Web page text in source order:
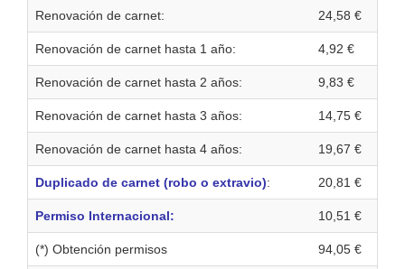
Renovación de carnet: 24,58 €
Renovación de carnet hasta 1 año: 4,92 €
Renovación de carnet hasta 2 años: 9,83 €
Renovación de carnet hasta 3 años: 14,75 €
Renovación de carnet hasta 4 años: 19,67 €
Duplicado de carnet (robo o extravio): 20,81 €
Permiso Internacional: 10,51 €
(*) Obtención permisos 94,05 €